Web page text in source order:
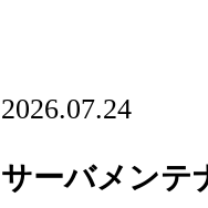
2026.07.24
サーバメンテ